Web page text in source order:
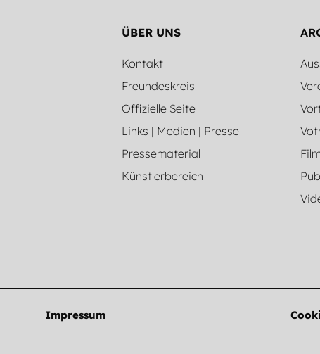
ÜBER UNS
Kontakt
Freundeskreis
Offizielle Seite
Links | Medien | Presse
Pressematerial
Künstlerbereich
Impressum